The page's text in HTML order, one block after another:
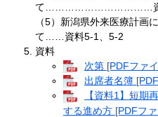
て……………………………資
（5）新潟県外来医療計画
て……資料5-1、5-2
資料
次第 [PDFファ
出席者名簿
【資料1】短期
する進め方 [PDFフ